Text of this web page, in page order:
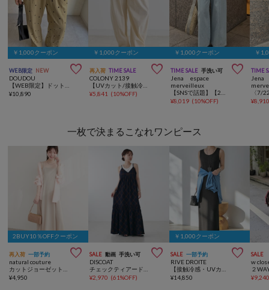
￥1,000クーポン
WEB限定 NEW 
DOUDOU
¥10,890
￥1,000クーポン
再入荷 TIME SALE 
COLONY 2139
¥5,841 (10%OFF)
￥1,000クーポン
TIME SALE 手洗い可 
Jena espace
merveilleux
¥8,019 (10%OFF)
￥
TIME
Jena
¥
一枚で決まるこなれワンピース
2BUY10％OFFクーポン
再入荷 一部予約 
natural couture
カットジョーゼットキャミワンピース
¥4,950
SALE 動画 手洗い可 
DISCOAT
チェックティアードワンピース
¥2,970 (61%OFF)
￥1,000クーポン
SALE 一部予約 
RIVE DROITE
【接触冷感・UVカット】2WAYリブタンクワンピース【全骨格細見え/高身長サイズあり】
¥14,850
SALE
w
¥